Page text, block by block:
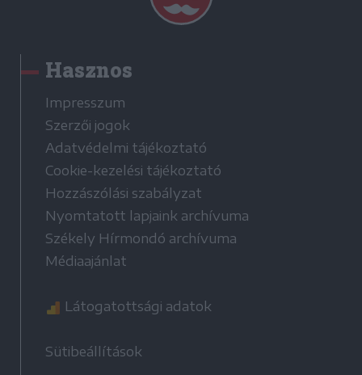
Hasznos
Impresszum
Szerzői jogok
Adatvédelmi tájékoztató
Cookie-kezelési tájékoztató
Hozzászólási szabályzat
Nyomtatott lapjaink archívuma
Székely Hírmondó archívuma
Médiaajánlat
Látogatottsági adatok
Sütibeállítások